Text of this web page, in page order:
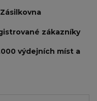
zákazníky
výdejních míst a